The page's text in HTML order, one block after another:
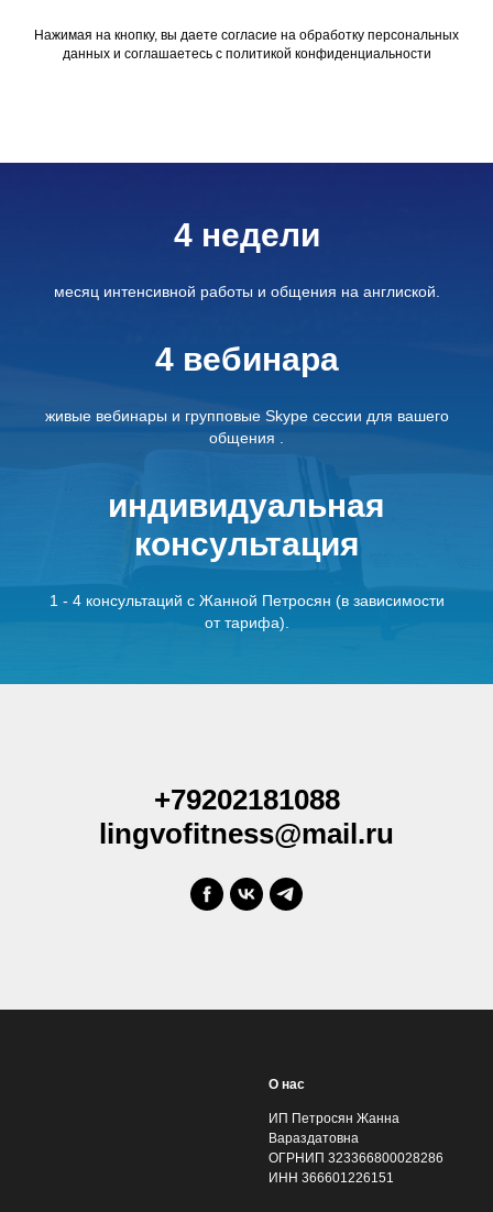
Нажимая на кнопку, вы даете согласие на обработку персональных
данных и соглашаетесь c политикой конфиденциальности
4 недели
месяц интенсивной работы и общения на англиской.
4 вебинара
живые вебинары и групповые Skype сессии для вашего
общения .
индивидуальная
консультация
1 - 4 консультаций с Жанной Петросян (в зависимости
от тарифа).
+79202181088
lingvofitness@mail.ru
О нас
ИП Петросян Жанна
Вараздатовна
ОГРНИП 323366800028286
ИНН 366601226151